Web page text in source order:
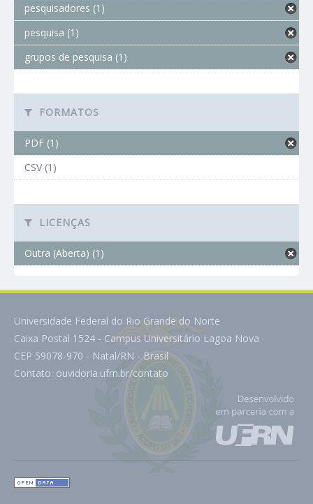
pesquisadores (1)
pesquisa (1)
grupos de pesquisa (1)
FORMATOS
PDF (1)
CSV (1)
LICENÇAS
Outra (Aberta) (1)
Universidade Federal do Rio Grande do Norte
Caixa Postal 1524 - Campus Universitário Lagoa Nova
CEP 59078-970 - Natal/RN - Brasil
Contato: ouvidoria.ufrn.br/contato